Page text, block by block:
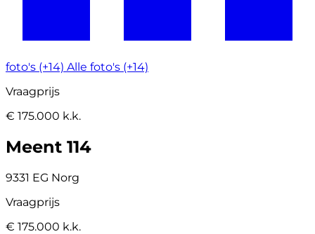
foto's (+14) Alle foto's (+14)
Vraagprijs
€ 175.000 k.k.
Meent 114
9331 EG Norg
Vraagprijs
€ 175.000 k.k.